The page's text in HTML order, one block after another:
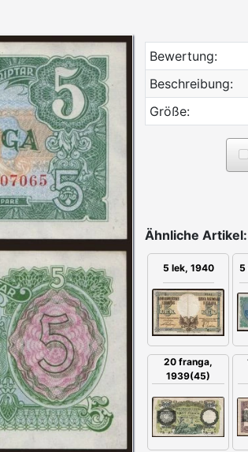
Bewertung:
Beschreibung:
Größe:
Ähnliche Artikel:
5 lek, 1940 5
20 franga,
1939(45)